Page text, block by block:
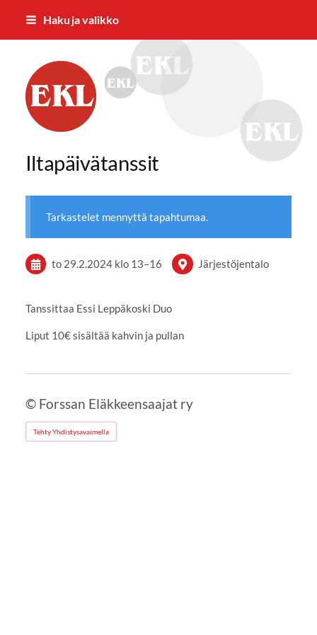
Siirry
Haku ja valikko
Forssan Eläkkeensaajat ry
Iltapäivätanssit
Tarkastelet mennyttä tapahtumaa.
to 29.2.2024 klo 13–16 Järjestöjentalo
Tanssittaa Essi Leppäkoski Duo
Liput 10€ sisältää kahvin ja pullan
© Forssan Eläkkeensaajat ry
Tehty Yhdistysavaimella